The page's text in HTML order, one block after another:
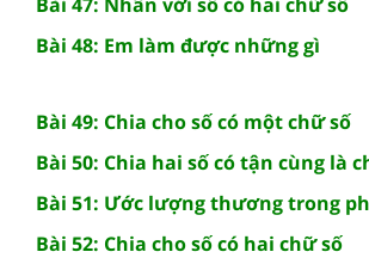
Bài 48: Em làm được những gì
Bài 49: Chia cho số có một chữ số
Bài 50: Chia hai số có tận cùng là
Bài 51: Ước lượng thương trong
Bài 52: Chia cho số có hai chữ số